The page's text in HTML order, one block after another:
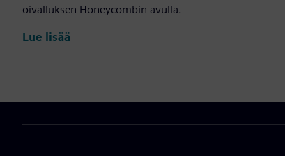
oivalluksen Honeycombin avulla.
Lue lisää